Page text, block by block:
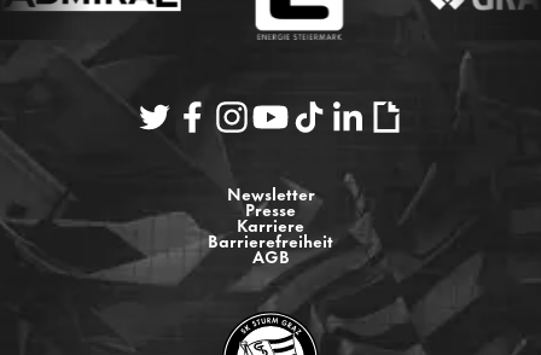
Newsletter
Presse
Karriere
Barrierefreiheit
AGB